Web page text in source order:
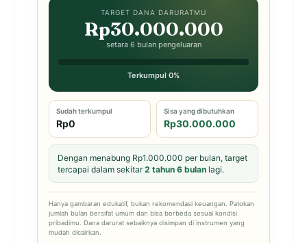
TARGET DANA DARURATMU
Rp30.000.000
setara 6 bulan pengeluaran
Terkumpul 0%
Sudah terkumpul
Rp0
Sisa yang dibutuhkan
Rp30.000.000
Dengan menabung Rp1.000.000 per bulan, target
tercapai dalam sekitar2 tahun 6 bulan lagi.
Hanya gambaran edukatif, bukan rekomendasi keuangan. Patokan
jumlah bulan bersifat umum dan bisa berbeda sesuai kondisi
pribadimu. Dana darurat sebaiknya disimpan di instrumen yang
mudah dicairkan.